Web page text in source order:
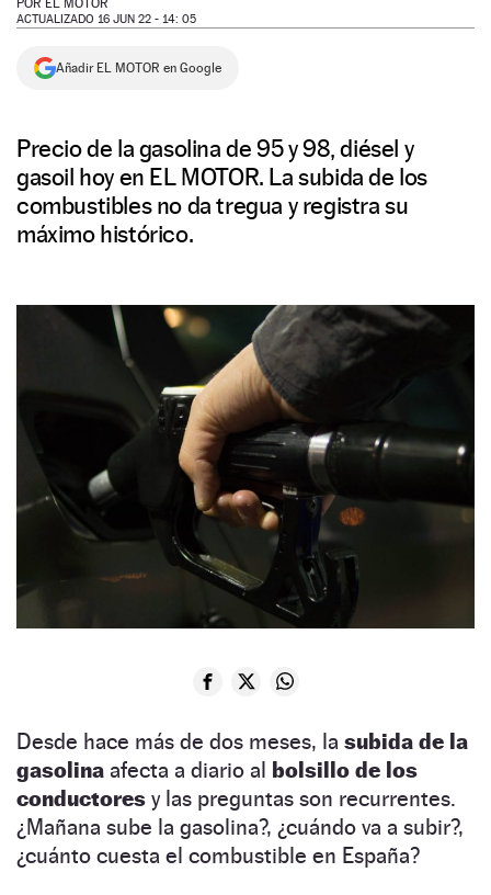
NEWSLETTER
POR EL MOTOR
ACTUALIZADO 16 JUN 22 - 14: 05
Añadir EL MOTOR en Google
Precio de la gasolina de 95 y 98, diésel y
gasoil hoy en EL MOTOR. La subida de los
combustibles no da tregua y registra su
máximo histórico.
Desde hace más de dos meses, la subida de la
gasolina afecta a diario al bolsillo de los
conductores y las preguntas son recurrentes.
¿Mañana sube la gasolina?, ¿cuándo va a subir?,
¿cuánto cuesta el combustible en España?